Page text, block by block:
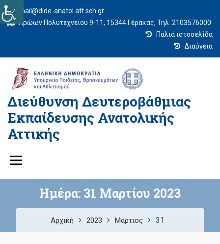
mail@dide-anatol.att.sch.gr
Ηρώων Πολυτεχνείου 9-11, 15344 Γέρακας, Τηλ. 2103576000
Παλιά ιστοσελίδα
Διαύγεια
Διεύθυνση Δευτεροβάθμιας
Εκπαίδευσης Ανατολικής
Αττικής
Ημέρα: 31 Μαρτίου 2023
Αρχική 2023 Μάρτιος 31